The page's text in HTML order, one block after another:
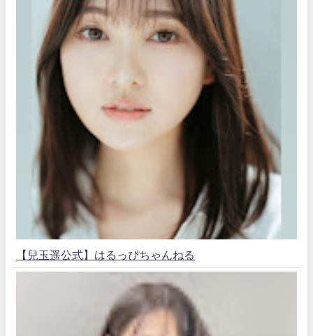
【兒玉遥公式】はるっぴちゃんねる